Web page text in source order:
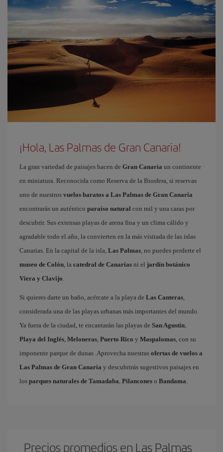
¡Hola, Las Palmas de Gran Canaria!
La gran variedad de paisajes hacen de Gran Canaria un continente
en miniatura. Reconocida como Reserva de la Biosfera, si reservas
uno de nuestros vuelos baratos a Las Palmas de Gran Canaria
encontrarás un auténtico paraíso natural con mil y una caras por
descubrir. Sus extensas playas de arena fina y un clima cálido y
agradable todo el año, la convierten en la más visitada de las islas
Canarias. En la capital de la isla, Las Palmas, no puedes perderte el
museo de Colón, la catedral de Canarias ni el jardín botánico
Viera y Clavijo.
Si quieres darte un baño, acércate a la playa de Las Canteras,
considerada una de las playas urbanas más importantes del mundo.
Ya fuera de la ciudad, te encantarán las playas de San Agustín,
Playa del Inglés, Meloneras, Puerto Rico y Maspalomas, con su
imponente parque de dunas .Aprovecha nuestras ofertas de vuelos a
Las Palmas de Gran Canaria y descubrirás sugestivos paisajes en
los parques naturales de Tamadaba, Pilancones o Bandama.
Precios promedios en Las Palmas